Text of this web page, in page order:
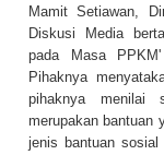
Mamit Setiawan,
Diskusi Media
pada Masa
Pihaknya
pihaknya menilai
merupakan bantuan
jenis bantuan